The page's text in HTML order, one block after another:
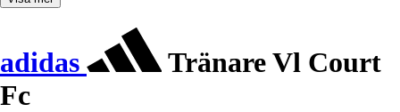
adidas
Tränare Vl Court
Fc